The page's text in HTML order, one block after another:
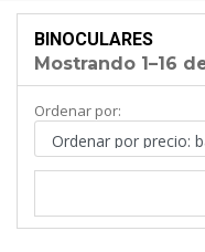
BINOCULARES
Mostrando 1–16
Ordenar por: